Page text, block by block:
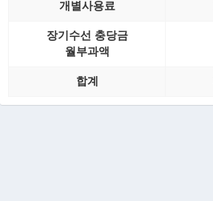
개별사용료
장기수선 충당금
월부과액
합계